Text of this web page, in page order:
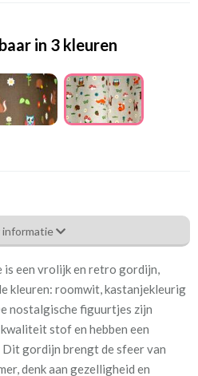
in 3 kleuren
naturel
gordijnstof
Bb_[C8]07263-01 Forest
32 cm
informatie
een vrolijk en retro gordijn,
kleuren: roomwit, kastanjekleurig
nostalgische figuurtjes zijn
stof en hebben een
gordijn brengt de sfeer van
denk aan gezelligheid en